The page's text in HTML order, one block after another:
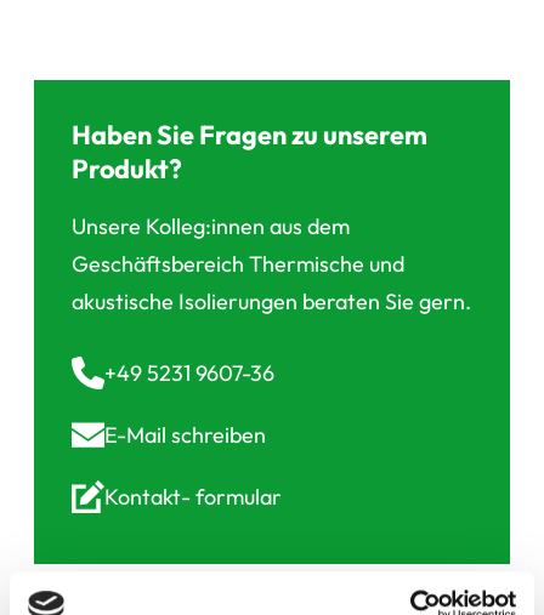
Haben Sie Fragen zu unserem
Produkt?
Unsere Kolleg:innen aus dem
Geschäftsbereich Thermische und
akustische Isolierungen beraten Sie gern.
+49 5231 9607-36
E-Mail schreiben
Kontakt-formular